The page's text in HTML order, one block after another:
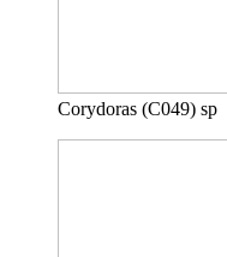
Corydoras (C049) sp